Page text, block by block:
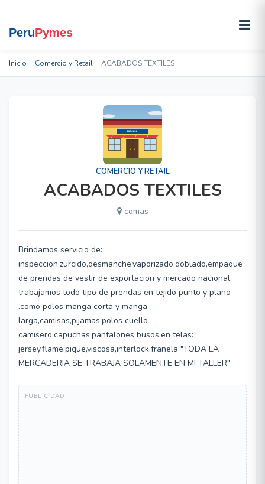
Inicio Comercio y Retail ACABADOS TEXTILES
COMERCIO Y RETAIL
ACABADOS TEXTILES
comas
Brindamos servicio de:
inspeccion,zurcido,desmanche,vaporizado,doblado,empaque
de prendas de vestir de exportacion y mercado nacional.
trabajamos todo tipo de prendas en tejido punto y plano
.como polos manga corta y manga
larga,camisas,pijamas,polos cuello
camisero,capuchas,pantalones busos,en telas:
jersey,flame,pique,viscosa,interlock,franela "TODA LA
MERCADERIA SE TRABAJA SOLAMENTE EN MI TALLER"